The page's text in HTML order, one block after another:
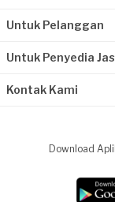
Untuk Pelanggan
Untuk Penyedia
Kontak Kami
Download